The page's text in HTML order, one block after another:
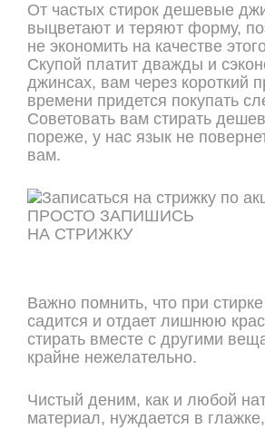
От частых стирок дешевые
выцветают и теряют форму,
не экономить на качестве
Скупой платит дважды и
джинсах, вам через короткий
времени придется покупать
Советовать вам стирать
пореже, у нас язык не
вам.
ПРОСТО ЗАПИШИСЬ
НА СТРИЖКУ
Важно помнить, что при
садится и отдает лишнюю
стирать вместе с другими
крайне нежелательно.
Чистый деним, как и любой
материал, нуждается в